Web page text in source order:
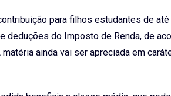
para filhos estudantes de
deduções do Imposto de Renda, de
ainda vai ser apreciada em